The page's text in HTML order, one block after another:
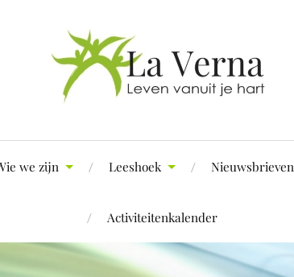
we zijn Leeshoek Nieuwsbrieven
Activiteitenkalender